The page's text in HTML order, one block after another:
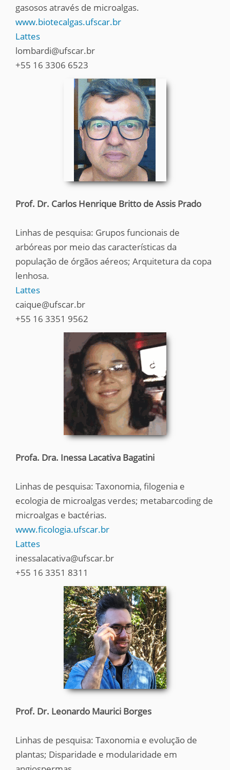
gasosos através de microalgas.
www.biotecalgas.ufscar.br
Lattes
lombardi@ufscar.br
+55 16 3306 6523
Prof. Dr. Carlos Henrique Britto de Assis Prado
Linhas de pesquisa: Grupos funcionais de
arbóreas por meio das características da
população de órgãos aéreos; Arquitetura da copa
lenhosa.
Lattes
caique@ufscar.br
+55 16 3351 9562
Profa. Dra. Inessa Lacativa Bagatini
Linhas de pesquisa: Taxonomia, filogenia e
ecologia de microalgas verdes; metabarcoding de
microalgas e bactérias.
www.ficologia.ufscar.br
Lattes
inessalacativa@ufscar.br
+55 16 3351 8311
Prof. Dr. Leonardo Maurici Borges
Linhas de pesquisa: Taxonomia e evolução de
plantas; Disparidade e modularidade em